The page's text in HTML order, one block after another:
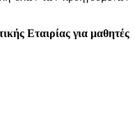
Εταιρίας για μαθητές